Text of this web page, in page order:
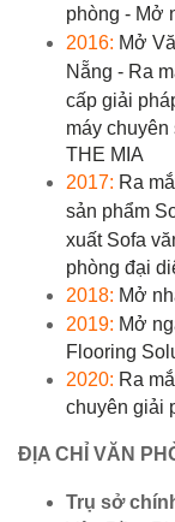
phòng - Mở
2016: Mở
Nẵng - Ra
cấp giải
máy
THE MIA
2017: Ra
sản phẩm
xuất Sofa
phòng đại
2018: Mở
2019: Mở
Flooring
2020: Ra
chuyên giải
ĐỊA CHỈ VĂN
Trụ sở